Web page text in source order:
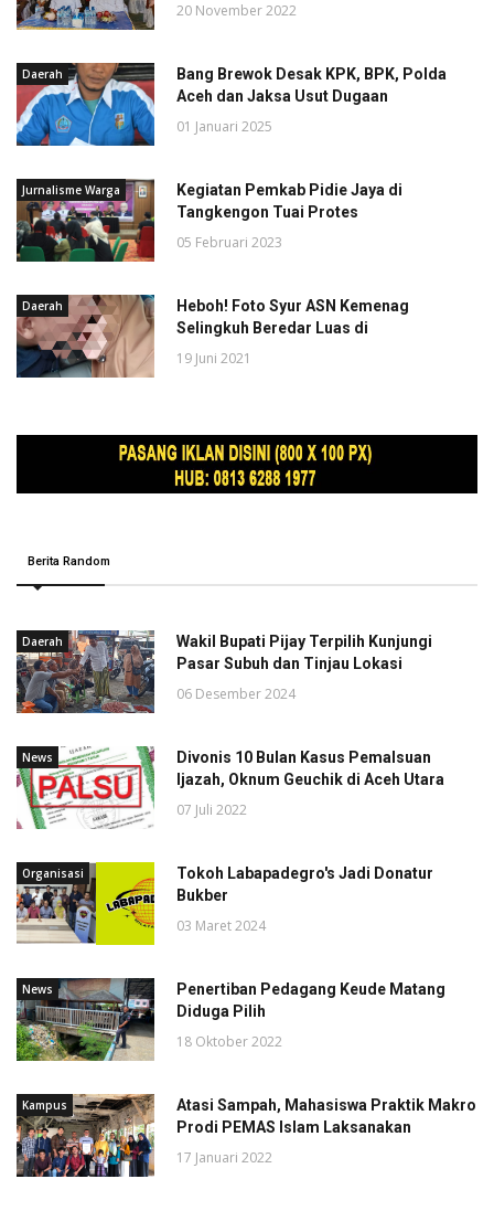
20 November 2022
Daerah
Bang Brewok Desak KPK, BPK, Polda
Aceh dan Jaksa Usut Dugaan
01 Januari 2025
Jurnalisme Warga
Kegiatan Pemkab Pidie Jaya di
Tangkengon Tuai Protes
05 Februari 2023
Daerah
Heboh! Foto Syur ASN Kemenag
Selingkuh Beredar Luas di
19 Juni 2021
Berita Random
Daerah
Wakil Bupati Pijay Terpilih Kunjungi
Pasar Subuh dan Tinjau Lokasi
06 Desember 2024
News
Divonis 10 Bulan Kasus Pemalsuan
Ijazah, Oknum Geuchik di Aceh Utara
07 Juli 2022
Organisasi
Tokoh Labapadegro's Jadi Donatur
Bukber
03 Maret 2024
News
Penertiban Pedagang Keude Matang
Diduga Pilih
18 Oktober 2022
Kampus
Atasi Sampah, Mahasiswa Praktik Makro
Prodi PEMAS Islam Laksanakan
17 Januari 2022